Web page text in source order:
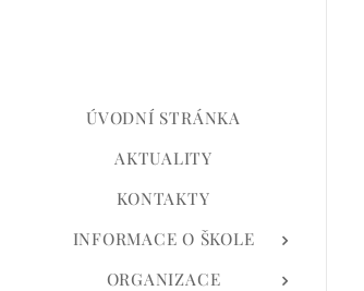
ÚVODNÍ STRÁNKA
AKTUALITY
KONTAKTY
INFORMACE O ŠKOLE
ORGANIZACE